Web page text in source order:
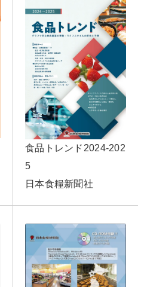
食品トレンド2024-202
5
日本食糧新聞社